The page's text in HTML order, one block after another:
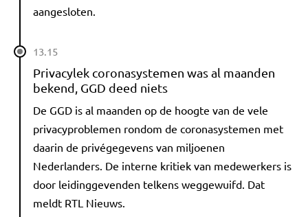
aangesloten.
13.15
Privacylek coronasystemen was al maanden
bekend, GGD deed niets
De GGD is al maanden op de hoogte van de vele
privacyproblemen rondom de coronasystemen met
daarin de privégegevens van miljoenen
Nederlanders. De interne kritiek van medewerkers is
door leidinggevenden telkens weggewuifd. Dat
meldt RTL Nieuws.